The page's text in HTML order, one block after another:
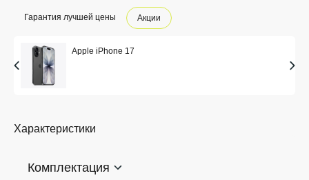
Гарантия лучшей цены Акции
Apple iPhone 17
Характеристики
Комплектация